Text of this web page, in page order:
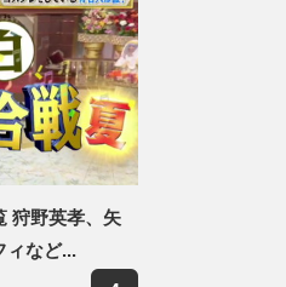
狩野英孝、矢
ィなど...